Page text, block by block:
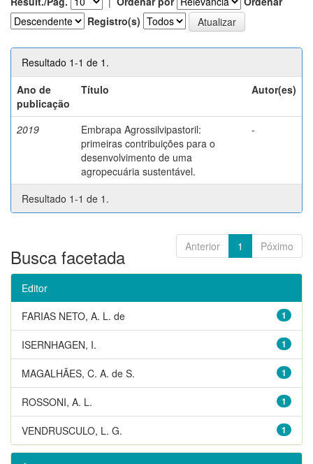
Registro(s)
Resultado 1-1 de 1.
Ano de
publicação
Título Autor(es)
2019
Embrapa Agrossilvipastoril:
primeiras contribuições para o
desenvolvimento de uma
agropecuária sustentável.
-
Resultado 1-1 de 1.
Anterior 1 Póximo
Busca facetada
Editor
1
FARIAS NETO, A. L. de
1
ISERNHAGEN, I.
1
MAGALHÃES, C. A. de S.
1
ROSSONI, A. L.
1
VENDRUSCULO, L. G.